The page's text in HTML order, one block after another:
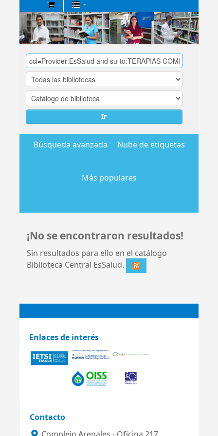
Biblioteca
Central
EsSalud
Ir
Búsqueda avanzada Nube de etiquetas
Más populares
¡No se encontraron resultados!
Sin resultados para ello en el catálogo
Biblioteca Central EsSalud.
Enlaces de interés
Contacto